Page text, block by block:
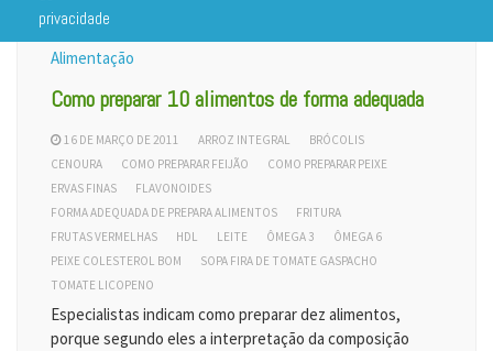
privacidade
Alimentação
Como preparar 10 alimentos de forma adequada
16 DE MARÇO DE 2011 ARROZ INTEGRAL
BRÓCOLIS
CENOURA
COMO PREPARAR FEIJÃO
COMO PREPARAR PEIXE
ERVAS FINAS
FLAVONOIDES
FORMA ADEQUADA DE PREPARA ALIMENTOS
FRITURA
FRUTAS VERMELHAS
HDL LEITE ÔMEGA 3
ÔMEGA 6
PEIXE COLESTEROL BOM
SOPA FIRA DE TOMATE GASPACHO
TOMATE LICOPENO
Especialistas indicam como preparar dez alimentos,
porque segundo eles a interpretação da composição